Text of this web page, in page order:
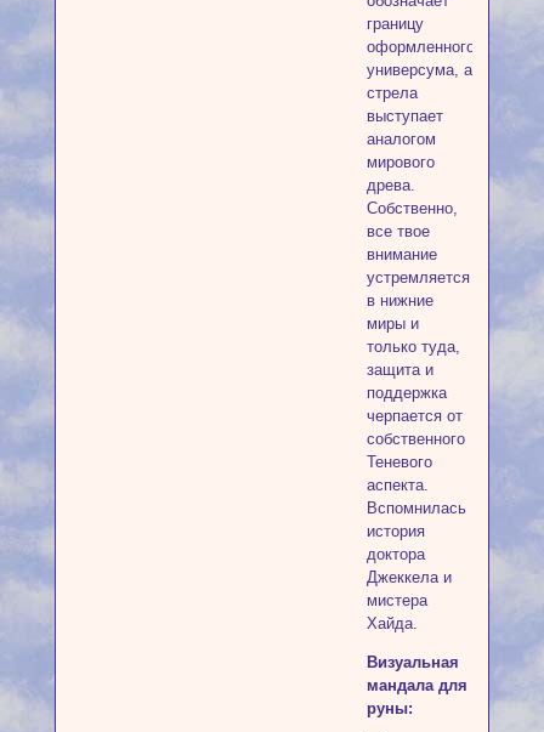
границу
оформленного
универсума, а
стрела
выступает
аналогом
мирового
древа.
Собственно,
все твое
внимание
устремляется
в нижние
миры и
только туда,
защита и
поддержка
черпается от
собственного
Теневого
аспекта.
Вспомнилась
история
доктора
Джеккела и
мистера
Хайда.
Визуальная
мандала для
руны: